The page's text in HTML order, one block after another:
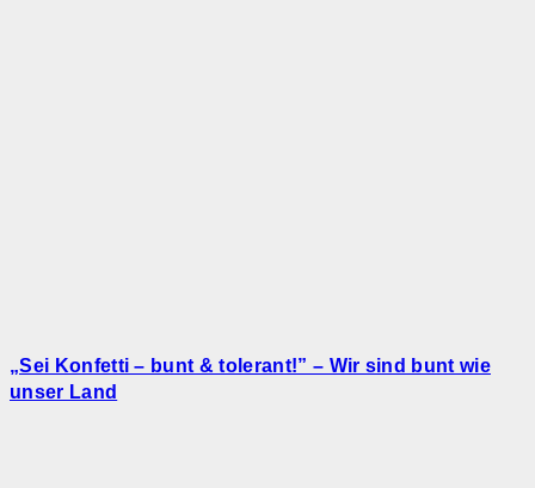
„Sei Konfetti – bunt & tolerant!” – Wir sind bunt wie
unser Land